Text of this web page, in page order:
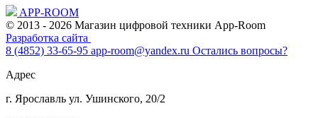
APP-ROOM
© 2013 - 2026 Магазин цифровой техники App-Room
Разработка сайта
8 (4852) 33-65-95 app-room@yandex.ru Остались вопросы?
Адрес
г. Ярославль ул. Ушинского, 20/2